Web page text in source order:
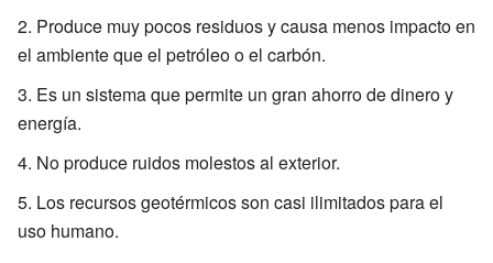
Produce muy pocos residuos y causa menos impacto en
el ambiente que el petróleo o el carbón.
Es un sistema que permite un gran ahorro de dinero y
energía.
No produce ruidos molestos al exterior.
Los recursos geotérmicos son casi ilimitados para el
uso humano.